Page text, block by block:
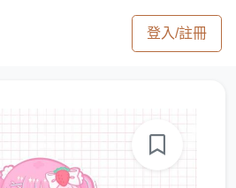
登入/註冊